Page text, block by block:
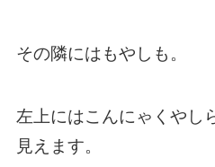
その隣にはもやしも。
左上にはこんにゃくやし
見えます。